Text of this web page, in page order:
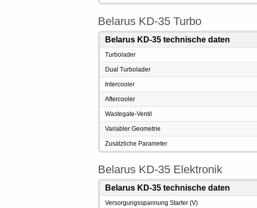
Belarus KD-35 Turbo
Belarus KD-35 technische daten
Turbolader
Dual Turbolader
Intercooler
Aftercooler
Wastegate-Ventil
Variabler Geometrie
Zusätzliche Parameter
Belarus KD-35 Elektronik
Belarus KD-35 technische daten
Versorgungsspannung Starter (V)